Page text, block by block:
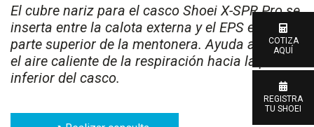
El cubre nariz para el casco Shoei X-SPR Pro se
inserta entre la calota externa y el EPS en la
parte superior de la mentonera. Ayuda a desviar
el aire caliente de la respiración hacia la parte
inferior del casco.
COTIZA
AQUÍ
REGISTRA
TU SHOEI